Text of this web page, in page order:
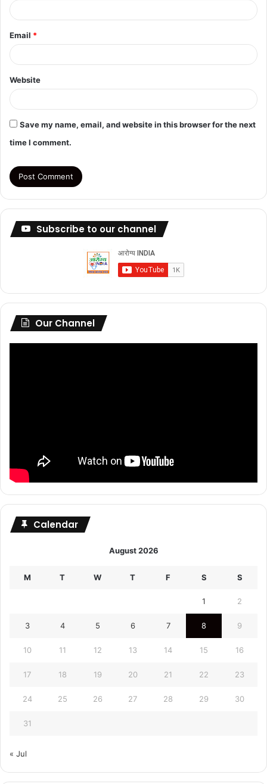
Email *
Website
Save my name, email, and website in this browser for the next
time I comment.
Subscribe to our channel
Our Channel
Calendar
August 2026
M T W T F S S
1 2
3 4 5 6 7 8 9
10 11 12 13 14 15 16
17 18 19 20 21 22 23
24 25 26 27 28 29 30
31
« Jul